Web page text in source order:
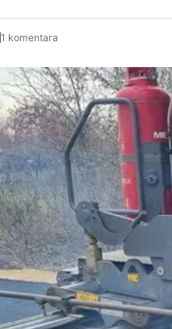
1 komentara